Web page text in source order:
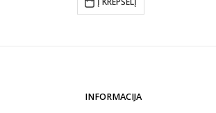
INFORMACIJA